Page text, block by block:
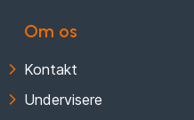
Om os
Kontakt
Undervisere